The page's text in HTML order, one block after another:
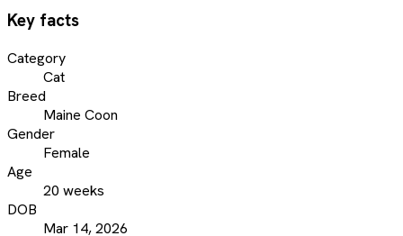
Key facts
Category
Cat
Breed
Maine Coon
Gender
Female
Age
20 weeks
DOB
Mar 14, 2026